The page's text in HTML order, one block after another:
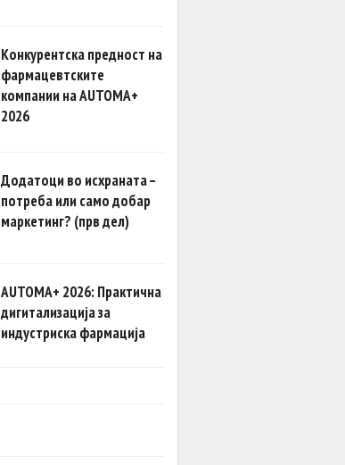
Конкурентска предност на
фармацевтските
компании на AUTOMA+
2026
Додатоци во исхраната –
потреба или само добар
маркетинг? (прв дел)
AUTOMA+ 2026: Практична
дигитализација за
индустриска фармација